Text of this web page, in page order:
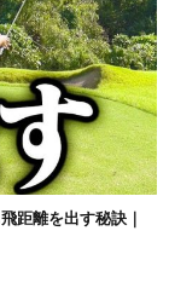
距離を出す秘訣｜